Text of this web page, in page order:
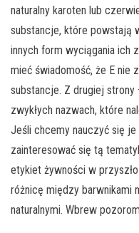
naturalny karoten lub
substancje, które powstają
innych form wyciągania ich
mieć świadomość, że E nie
substancje. Z drugiej
zwykłych nazwach, które
Jeśli chcemy nauczyć się
zainteresować się tą
etykiet żywności w
różnicę między barwnikami
naturalnymi. Wbrew